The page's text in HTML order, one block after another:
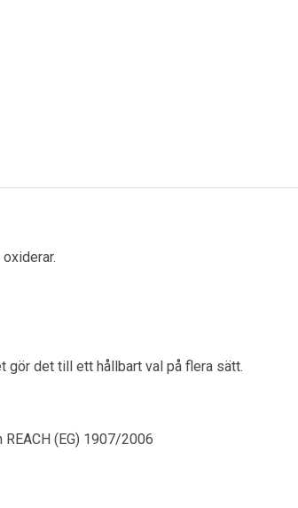
gör det till ett hållbart val på flera sätt.
(EG) 1907/2006